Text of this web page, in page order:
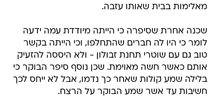
מאלימות בבית שאותו עזבה.
שכנה אחרת שסיפרה כי הייתה מיודדת עמה ידעה
לומר כי היו לה חברים שהתחלפו, וכי הייתה בקשר
טוב גם עם שוטרי תחנת זבולון - ולא היססה להזעיק
אותם כאשר חשה מאוימת. שכן נוסף סיפר הבוקר כי
בלילה שמע קולות שאחר כך נדמו, אבל לא ייחס לכך
חשיבות עד אשר שמע הבוקר על הרצח.